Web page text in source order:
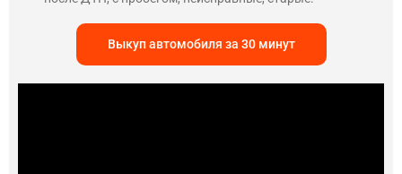
Выкуп автомобиля за 30 минут